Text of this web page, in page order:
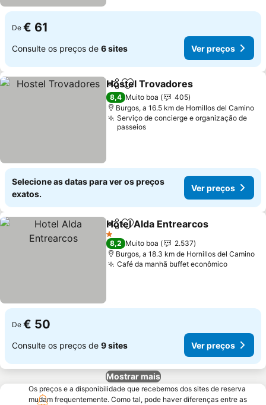
De € 61
Consulte os preços de 6 sites Ver preços
PartilharAdicionar aos favoritos
Hostel Trovadores
8,4 Muito boa
405
Burgos, a 16.5 km de Hornillos del Camino
Serviço de concierge e organização de
passeios
Selecione as datas para ver os preços
exatos.
Ver preços
PartilharAdicionar aos favoritos
Hotel Alda Entrearcos
1 Estrelas
8,2 Muito boa
2.537
Burgos, a 18.3 km de Hornillos del Camino
Café da manhã buffet econômico
De € 50
Consulte os preços de 9 sites Ver preços
Mostrar mais
Os preços e a disponibilidade que recebemos dos sites de reserva
mudam frequentemente. Como tal, pode haver diferenças entre as